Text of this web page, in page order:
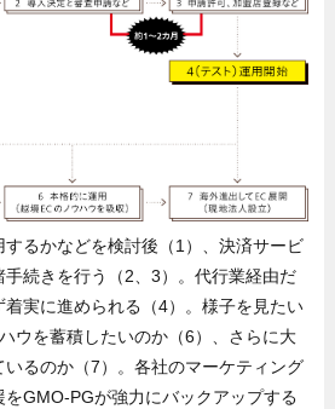
するかなどを検討後（1）、決済サービ
手続きを行う（2、3）。代行業経由だ
着実に進められる（4）。様子を見たい
ウを蓄積したいのか（6）、さらに大
いるのか（7）。各社のマーケティング
をGMO-PGが強力にバックアップする